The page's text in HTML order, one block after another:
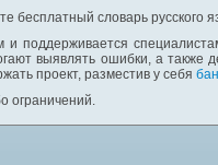
бесплатный словарь русского
поддерживается
выявлять ошибки, а
проект, разместив у себя
ограничений.